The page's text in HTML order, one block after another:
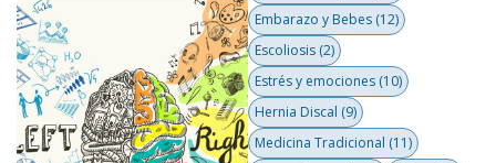
Embarazo y Bebes (12)
Escoliosis (2)
Estrés y emociones (10)
Hernia Discal (9)
Medicina Tradicional (11)